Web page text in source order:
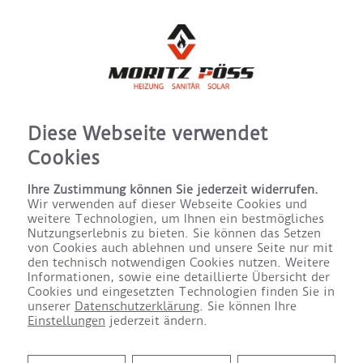
Diese Webseite verwendet
Cookies
Ihre Zustimmung können Sie jederzeit widerrufen.
Wir verwenden auf dieser Webseite Cookies und
weitere Technologien, um Ihnen ein bestmögliches
Nutzungserlebnis zu bieten. Sie können das Setzen
von Cookies auch ablehnen und unsere Seite nur mit
den technisch notwendigen Cookies nutzen. Weitere
Informationen, sowie eine detaillierte Übersicht der
Cookies und eingesetzten Technologien finden Sie in
unserer Datenschutzerklärung. Sie können Ihre
Einstellungen jederzeit ändern.